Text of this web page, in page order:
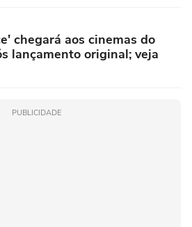
chegará aos cinemas do
lançamento original; veja
PUBLICIDADE